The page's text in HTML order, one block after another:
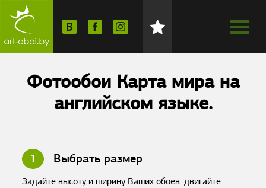
Фотообои Карта мира на
английском языке.
1 Выбрать размер
Задайте высоту и ширину Ваших обоев: двигайте